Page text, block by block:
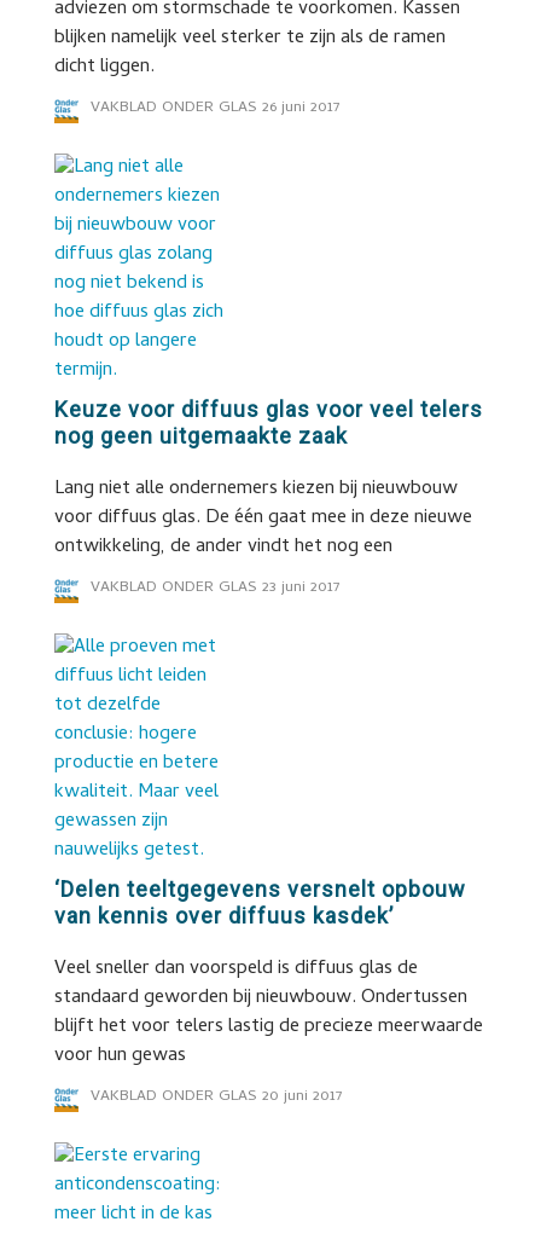
adviezen om stormschade te voorkomen. Kassen
blijken namelijk veel sterker te zijn als de ramen
dicht liggen.
VAKBLAD ONDER GLAS 26 juni 2017
Keuze voor diffuus glas voor veel telers
nog geen uitgemaakte zaak
Lang niet alle ondernemers kiezen bij nieuwbouw
voor diffuus glas. De één gaat mee in deze nieuwe
ontwikkeling, de ander vindt het nog een
VAKBLAD ONDER GLAS 23 juni 2017
‘Delen teeltgegevens versnelt opbouw
van kennis over diffuus kasdek’
Veel sneller dan voorspeld is diffuus glas de
standaard geworden bij nieuwbouw. Ondertussen
blijft het voor telers lastig de precieze meerwaarde
voor hun gewas
VAKBLAD ONDER GLAS 20 juni 2017